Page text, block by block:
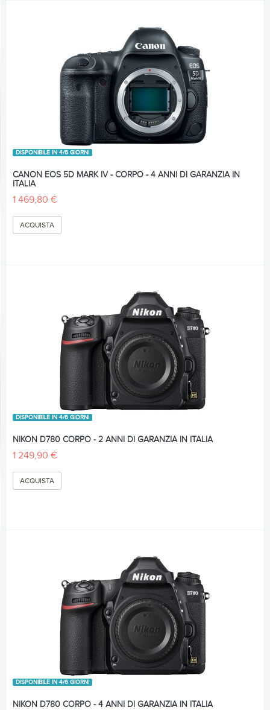
CANON EOS 5D MARK IV - CORPO - 4 ANNI DI GARANZIA IN
ITALIA
DISPONIBILE IN 4/6 GIORNI
1 469,80 €
ACQUISTA
NIKON D780 CORPO - 2 ANNI DI GARANZIA IN ITALIA
DISPONIBILE IN 4/6 GIORNI
1 249,90 €
ACQUISTA
NIKON D780 CORPO - 4 ANNI DI GARANZIA IN ITALIA
DISPONIBILE IN 4/6 GIORNI